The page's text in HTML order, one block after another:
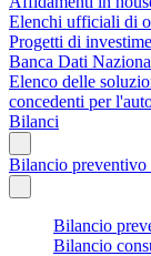
Elenchi ufficiali di
Progetti di
Banca Dati
Elenco delle
concedenti per
Bilanci
Bilancio preventivo
Bilancio
Bilancio